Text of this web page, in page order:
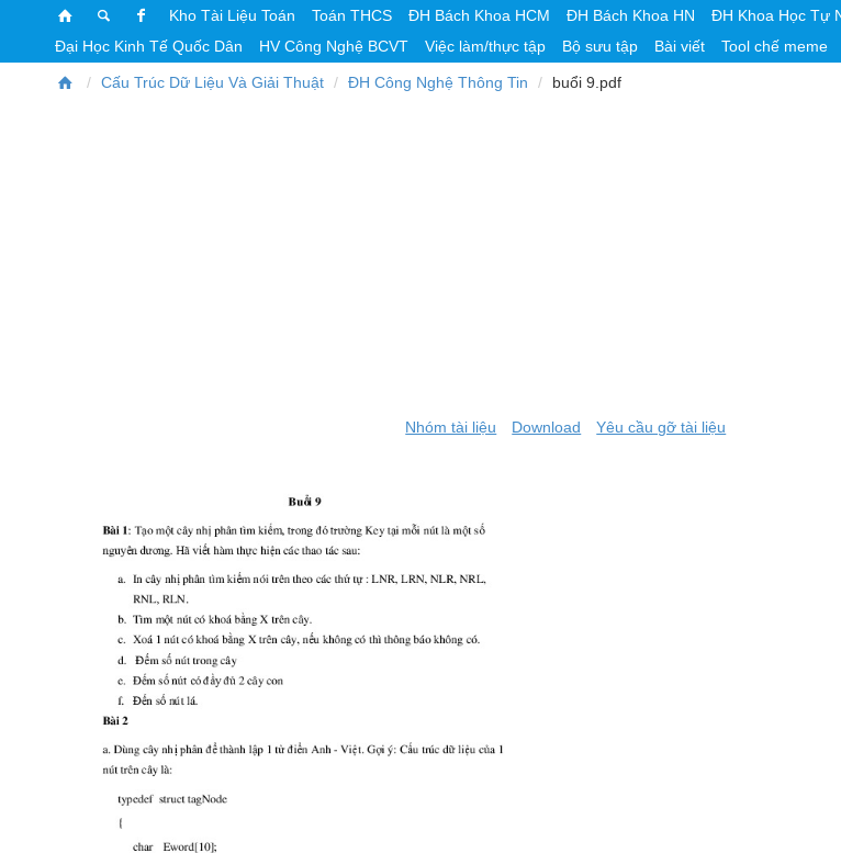
Kho Tài Liệu Toán Toán THCS ĐH Bách Khoa HCM ĐH Bách Khoa HN ĐH Khoa Học Tự
Đại Học Kinh Tế Quốc Dân
HV Công Nghệ BCVT Việc làm/thực tập Bộ sưu tập Bài viết Tool chế meme
Cấu Trúc Dữ Liệu Và Giải Thuật ĐH Công Nghệ Thông Tin buổi 9.pdf
Nhóm tài liệu Download Yêu cầu gỡ tài liệu